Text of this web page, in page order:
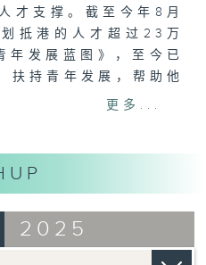
才支撑。截至今年8月
抵港的人才超过23万
发展蓝图》，至今已
扶持青年发展，帮助他
文化，无限的机遇，香
更多...
2025